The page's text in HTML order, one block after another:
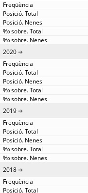
2020
2019
2018